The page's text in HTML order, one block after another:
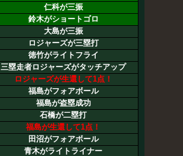
仁科が三振
鈴木がショートゴロ
大島が三振
ロジャーズが三塁打
徳竹がライトフライ
三塁走者ロジャーズがタッチアップ
ロジャーズが生還して1点！
福島がフォアボール
福島が盗塁成功
石橋が二塁打
福島が生還して1点！
田沼がフォアボール
青木がライトライナー